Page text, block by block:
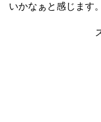
いかなぁと感じます。